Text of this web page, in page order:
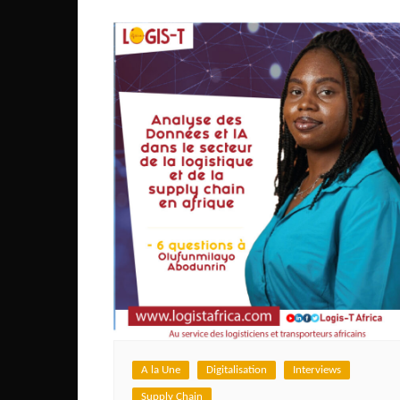
Malawi Fr
Maroc
Mauritanie
Mozambique
Namibie
Nigeria
Niger
Ouganda
Rwanda
Tchad
Togo
Tunisie
A la Une Digitalisation Interviews
Supply Chain